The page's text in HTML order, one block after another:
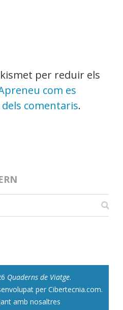
per reduir els
com es
comentaris.
Quaderns de Viatge.
per Cibertecnia.com.
amb nosaltres